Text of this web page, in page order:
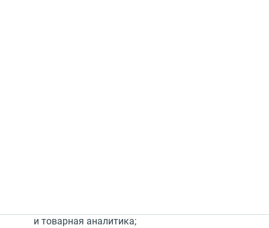
и товарная аналитика;